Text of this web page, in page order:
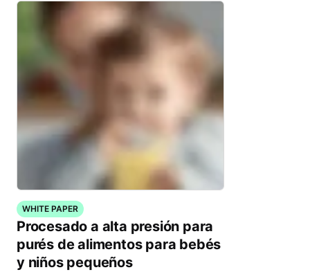
WHITE PAPER
Procesado a alta presión para
purés de alimentos para bebés
y niños pequeños